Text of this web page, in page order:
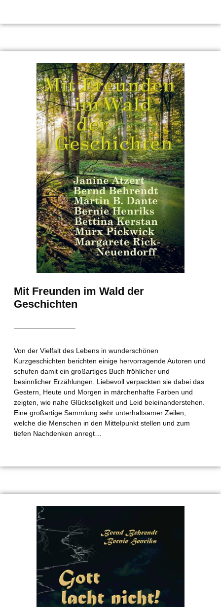
Mit Freunden im Wald der
Geschichten
Von der Vielfalt des Lebens in wunderschönen
Kurzgeschichten berichten einige hervorragende Autoren und
schufen damit ein großartiges Buch fröhlicher und
besinnlicher Erzählungen. Liebevoll verpackten sie dabei das
Gestern, Heute und Morgen in märchenhafte Farben und
zeigten, wie nahe Glückseligkeit und Leid beieinanderstehen.
Eine großartige Sammlung sehr unterhaltsamer Zeilen,
welche die Menschen in den Mittelpunkt stellen und zum
tiefen Nachdenken anregt…